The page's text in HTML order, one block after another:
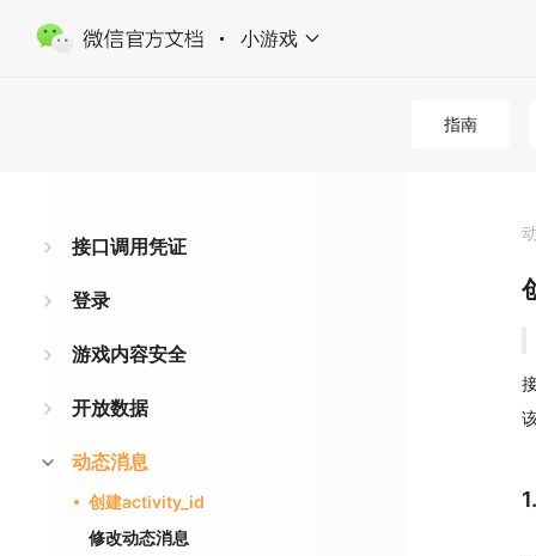
小游戏
指南
接口调用凭证
登录
游戏内容安全
开放数据
动态消息
创建activity_id
修改动态消息